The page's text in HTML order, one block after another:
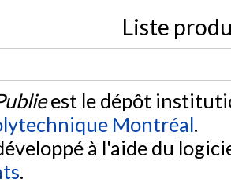
Liste
est le dépôt
Montréal.
à l'aide du
.